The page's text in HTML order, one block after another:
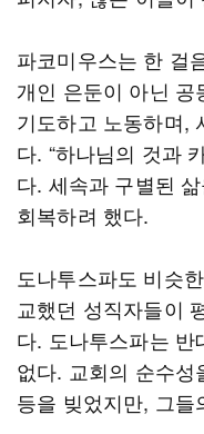
파코미우스는 한 걸
개인 은둔이 아닌 공
기도하고 노동하며,
다. “하나님의 것과
다. 세속과 구별된
회복하려 했다.
도나투스파도 비슷
교했던 성직자들이
다. 도나투스파는 반
없다. 교회의 순수성
등을 빚었지만, 그